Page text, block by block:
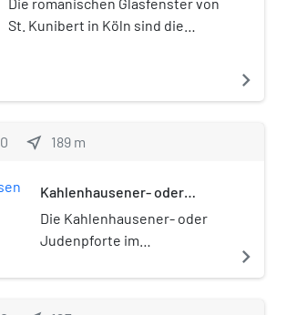
St. Kunibert in Köln sind die
von 1220/30, als die Altäre von St.
Kunibert geweiht wurden.
navigate_next
0 near_me 189 m
Kahlenhausener- oder
Die Kahlenhausener- oder
Judenpforte im
mittelalterlichen Kölner
navigate_next